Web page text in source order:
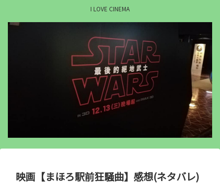
I LOVE CINEMA
映画【まほろ駅前狂騒曲】感想(ネタバレ)